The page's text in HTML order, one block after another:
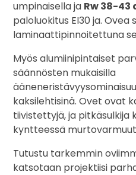
umpinaisella ja Rw 38-43
paloluokitus EI30 ja.
laminaattipinnoitettuna
Myös alumiinipintaiset
säännösten mukaisilla
kaksilehtisinä. Ovet ovat
tiivistettyjä, ja pitkäsulkija
kyntteessä
Tutustu tarkemmin
katsotaan projektiisi